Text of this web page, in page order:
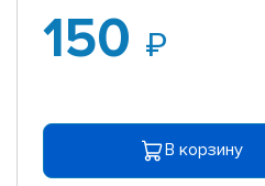
150
В корзину